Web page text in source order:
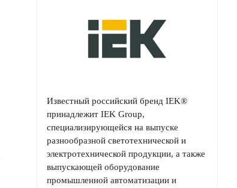
Известный российский бренд IEK®
принадлежит IEK Group,
специализирующейся на выпуске
разнообразной светотехнической и
электротехнической продукции, а также
выпускающей оборудование
промышленной автоматизации и